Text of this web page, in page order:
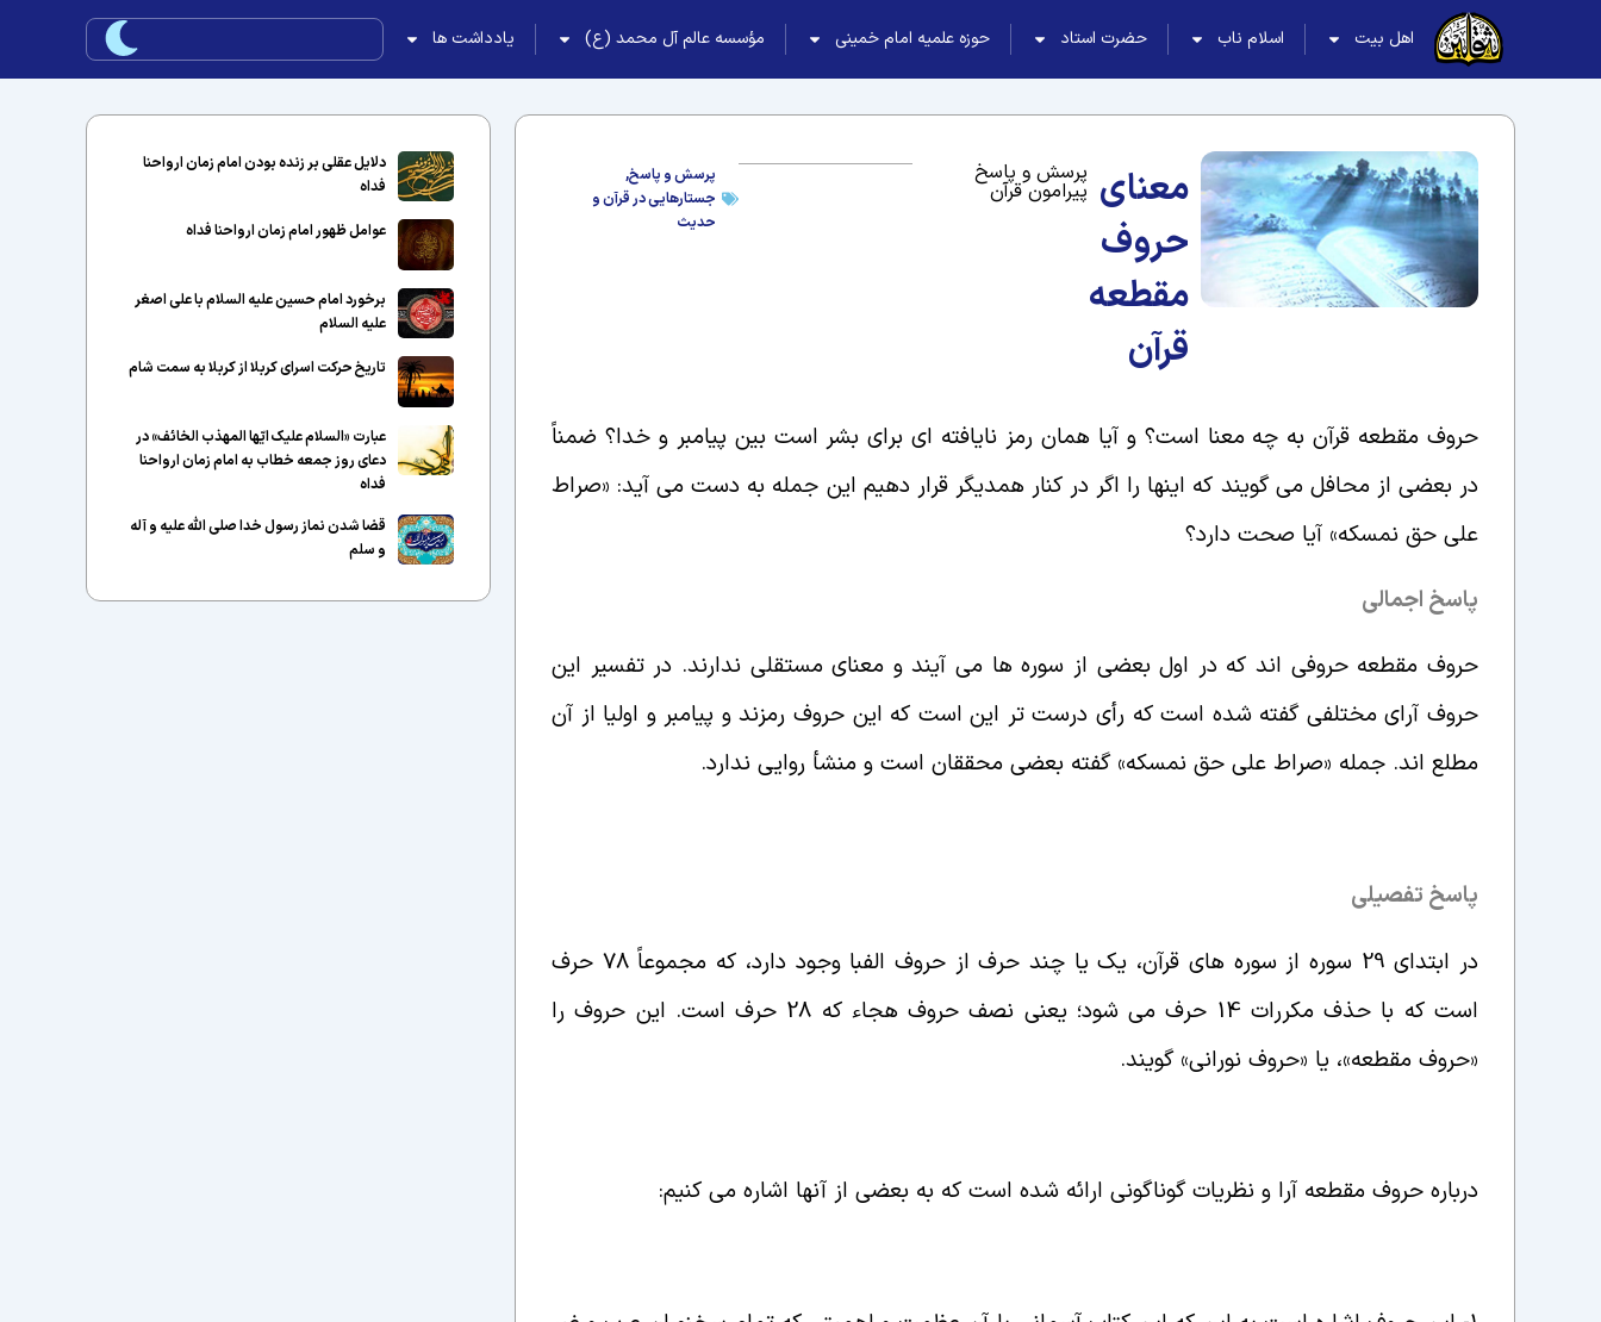
اهل بیت اسلام ناب حضرت استاد حوزه علمیه امام خمینی مؤسسه عالم آل محمد (ع) یادداشت ها
معنای
حروف
مقطعه
قرآن
پرسش و پاسخ
پیرامون قرآن
پرسش و پاسخ,
جستارهایی در قرآن و
حدیث
حروف مقطعه قرآن به چه معنا است؟ و آیا همان رمز نایافته ای برای بشر است بین پیامبر و خدا؟ ضمناً
در بعضی از محافل می گویند که اینها را اگر در کنار همدیگر قرار دهیم این جمله به دست می آید: «صراط
علی حق نمسکه» آیا صحت دارد؟
پاسخ اجمالی
حروف مقطعه حروفی اند که در اول بعضی از سوره ها می آیند و معنای مستقلی ندارند. در تفسیر این
حروف آرای مختلفی گفته شده است که رأی درست تر این است که این حروف رمزند و پیامبر و اولیا از آن
مطلع اند. جمله «صراط علی حق نمسکه» گفته بعضی محققان است و منشأ روایی ندارد.
پاسخ تفصیلی
در ابتدای 29 سوره از سوره های قرآن، یک یا چند حرف از حروف الفبا وجود دارد، که مجموعاً 78 حرف
است که با حذف مکررات 14 حرف می شود؛ یعنی نصف حروف هجاء که 28 حرف است. این حروف را
«حروف مقطعه»، یا «حروف نورانی» گویند.
درباره حروف مقطعه آرا و نظریات گوناگونی ارائه شده است که به بعضی از آنها اشاره می کنیم:
دلایل عقلی بر زنده بودن امام زمان ارواحنا
فداه
عوامل ظهور امام زمان ارواحنا فداه
برخورد امام حسین علیه السلام با علی اصغر
علیه السلام
تاریخ حرکت اسرای کربلا از کربلا به سمت شام
عبارت «السلام علیک ایّها المهذب الخائف» در
دعای روز جمعه خطاب به امام زمان ارواحنا
فداه
قضا شدن نماز رسول خدا صلی الله علیه و آله
و سلم